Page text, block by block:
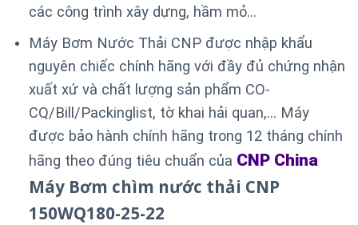
các công trình xây dựng, hầm mỏ…
Máy Bơm Nước Thải CNP được nhập khẩu
nguyên chiếc chính hãng với đầy đủ chứng nhận
xuất xứ và chất lượng sản phẩm CO-
CQ/Bill/Packinglist, tờ khai hải quan,… Máy
được bảo hành chính hãng trong 12 tháng chính
hãng theo đúng tiêu chuẩn của CNP China
Máy Bơm chìm nước thải CNP
150WQ180-25-22